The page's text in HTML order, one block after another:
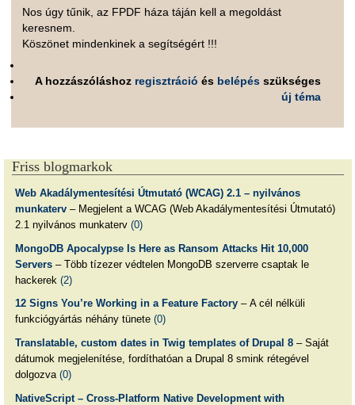
Nos úgy tűnik, az FPDF háza táján kell a megoldást
keresnem.
Köszönet mindenkinek a segítségért !!!
A hozzászóláshoz regisztráció és belépés szükséges
új téma
Friss blogmarkok
Web Akadálymentesítési Útmutató (WCAG) 2.1 – nyilvános
munkaterv– Megjelent a WCAG (Web Akadálymentesítési Útmutató)
2.1 nyilvános munkaterv (0)
MongoDB Apocalypse Is Here as Ransom Attacks Hit 10,000
Servers– Több tízezer védtelen MongoDB szerverre csaptak le
hackerek (2)
12 Signs You’re Working in a Feature Factory– A cél nélküli
funkciógyártás néhány tünete (0)
Translatable, custom dates in Twig templates of Drupal 8– Saját
dátumok megjelenítése, fordíthatóan a Drupal 8 smink rétegével
dolgozva (0)
NativeScript – Cross-Platform Native Development with